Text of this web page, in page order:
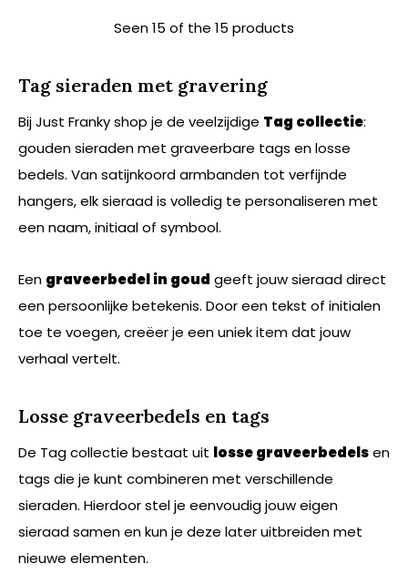
Seen 15 of the 15 products
Tag sieraden met gravering
Bij Just Franky shop je de veelzijdige Tag collectie:
gouden sieraden met graveerbare tags en losse
bedels. Van satijnkoord armbanden tot verfijnde
hangers, elk sieraad is volledig te personaliseren met
een naam, initiaal of symbool.
Een graveerbedel in goud geeft jouw sieraad direct
een persoonlijke betekenis. Door een tekst of initialen
toe te voegen, creëer je een uniek item dat jouw
verhaal vertelt.
Losse graveerbedels en tags
De Tag collectie bestaat uit losse graveerbedelsen
tags die je kunt combineren met verschillende
sieraden. Hierdoor stel je eenvoudig jouw eigen
sieraad samen en kun je deze later uitbreiden met
nieuwe elementen.